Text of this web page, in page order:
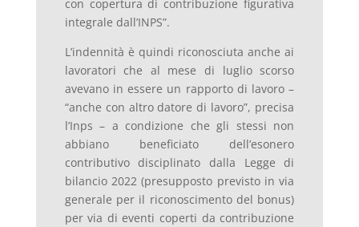
con copertura di contribuzione figurativa
integrale dall’INPS”.
L’indennità è quindi riconosciuta anche ai
lavoratori che al mese di luglio scorso
avevano in essere un rapporto di lavoro –
“anche con altro datore di lavoro”, precisa
l’Inps – a condizione che gli stessi non
abbiano beneficiato dell’esonero
contributivo disciplinato dalla Legge di
bilancio 2022 (presupposto previsto in via
generale per il riconoscimento del bonus)
per via di eventi coperti da contribuzione